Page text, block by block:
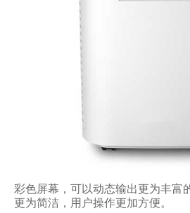
彩色屏幕，可以动态输出更为丰富
更为简洁，用户操作更加方便。